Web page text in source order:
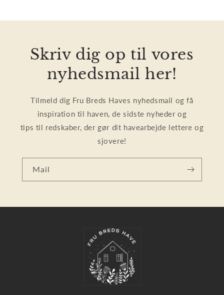
Skriv dig op til vores
nyhedsmail her!
Tilmeld dig Fru Breds Haves nyhedsmail og få
inspiration til haven, de sidste nyheder og
tips til redskaber, der gør dit havearbejde lettere og
sjovere!
Mail